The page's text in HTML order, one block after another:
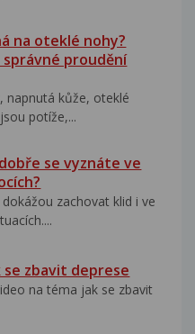
na oteklé nohy?
proudění
napnutá kůže, oteklé
potíže,...
dobře se vyznáte ve
zachovat klid i ve
se zbavit deprese
na téma jak se zbavit